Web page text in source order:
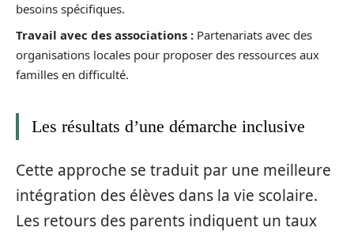
besoins spécifiques.
Travail avec des associations : Partenariats avec des
organisations locales pour proposer des ressources aux
familles en difficulté.
Les résultats d’une démarche inclusive
Cette approche se traduit par une meilleure
intégration des élèves dans la vie scolaire.
Les retours des parents indiquent un taux